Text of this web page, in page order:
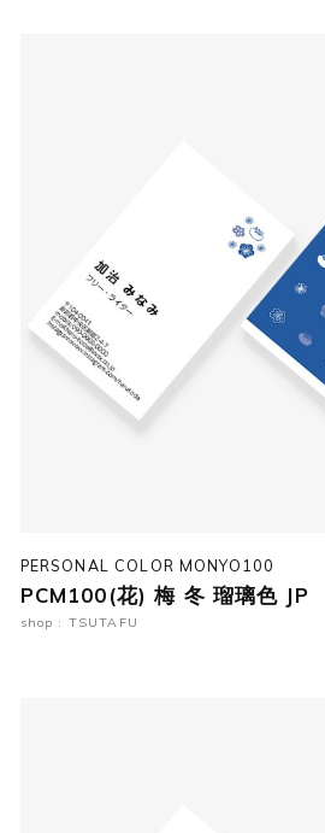
PERSONAL COLOR MONYO100
PCM100(花) 梅 冬 瑠璃色 JP
shop : TSUTAFU